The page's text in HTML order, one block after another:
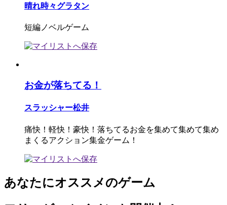
晴れ時々グラタン
短編ノベルゲーム
お金が落ちてる！
スラッシャー松井
痛快！軽快！豪快！落ちてるお金を集めて集めて集め
まくるアクション集金ゲーム！
あなたにオススメのゲーム